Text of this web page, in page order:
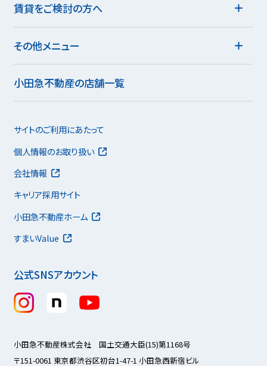
賃貸をご検討の方へ
その他メニュー
小田急不動産の店舗一覧
公式SNSアカウント
サイトのご利用にあたって
個人情報のお取り扱い
会社情報
キャリア採用サイト
小田急不動産ホーム
すまいValue
小田急不動産株式会社 国土交通大臣(15)第1168号
〒151-0061 東京都渋谷区初台1-47-1 小田急西新宿ビル